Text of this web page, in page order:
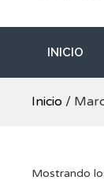
Más
INICIO
Inicio /
Mostrando